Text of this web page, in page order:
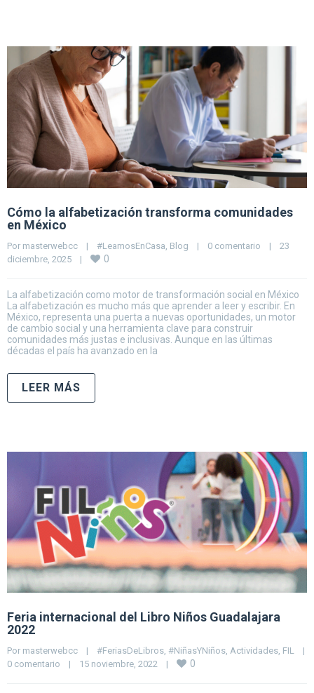
Cómo la alfabetización transforma comunidades
en México
Por masterwebcc | #LeamosEnCasa Blog | 0 comentario |
23
diciembre, 2025 | 0
La alfabetización como motor de transformación social en México
La alfabetización es mucho más que aprender a leer y escribir. En
México, representa una puerta a nuevas oportunidades, un motor
de cambio social y una herramienta clave para construir
comunidades más justas e inclusivas. Aunque en las últimas
décadas el país ha avanzado en la
LEER MÁS
Feria internacional del Libro Niños Guadalajara
2022
Por masterwebcc | #FeriasDeLibros, #NiñasYNiños, Actividades, FIL
|
0 comentario
| 15 noviembre, 2022 | 0